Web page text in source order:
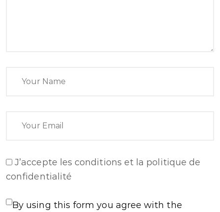
J’accepte les conditions et la politique de
confidentialité
By using this form you agree with the